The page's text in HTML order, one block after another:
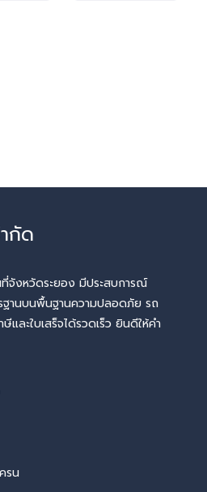
กัด
ที่จังหวัดระยอง มีประสบการณ์
ฐานบนพื้นฐานความปลอดภัย รถ
ละใบเสร็จได้รวดเร็ว ยินดีให้คำ
รน